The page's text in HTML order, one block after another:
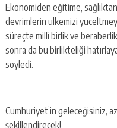
Ekonomiden eğitime,
devrimlerin ülkemizi
süreçte millî birlik ve
sonra da bu birlikteliği
söyledi.
Cumhuriyet’in geleceğisiniz,
şekillendirecek!